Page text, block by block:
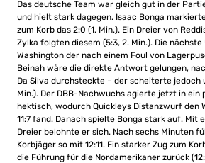
Das deutsche Team war gleich gut in der
und hielt stark dagegen. Isaac Bonga
zum Korb das 2:0 (1. Min.). Ein Dreier von
Zylka folgten diesem (5:3, 2. Min.). Die
Washington der nach einem Foul von
Beinah wäre die direkte Antwort gelungen,
Da Silva durchsteckte – der scheiterte jedoch
Min.). Der DBB-Nachwuchs agierte jetzt in ein
hektisch, wodurch Quickleys Distanzwurf den
11:7 fand. Danach spielte Bonga stark auf. Mit
Dreier belohnte er sich. Nach sechs Minuten
Korbjäger so mit 12:11. Ein starker Zug zum
die Führung für die Nordamerikaner zurück